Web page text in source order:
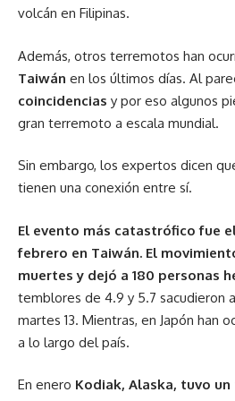
volcán en Filipinas.
Además, otros terremotos han
Taiwán en los últimos días. Al
coincidencias y por eso algunos
gran terremoto a escala mundial.
Sin embargo, los expertos dicen
tienen una conexión entre sí.
El evento más catastrófico fue
febrero en Taiwán. El
muertes y dejó a 180 personas
temblores de 4.9 y 5.7 sacudieron
martes 13. Mientras, en Japón han
a lo largo del país.
En enero Kodiak, Alaska, tuvo